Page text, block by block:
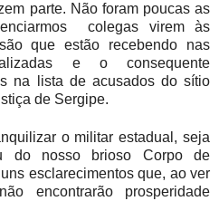
parte. Não foram poucas as
colegas virem às
que estão recebendo nas
e o consequente
na lista de acusados do sítio
de Sergipe.
o militar estadual, seja
do nosso brioso Corpo de
esclarecimentos que, ao ver
encontrarão prosperidade